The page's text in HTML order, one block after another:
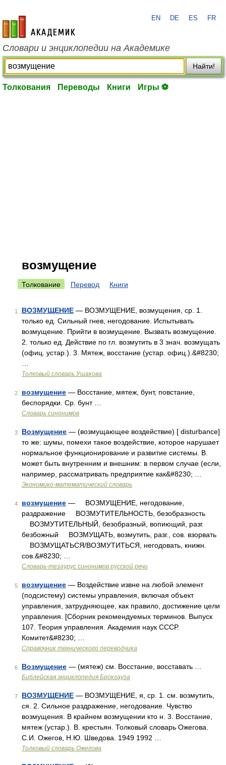
academic.ru
EN DE ES FR
Словари и энциклопедии на Академике
Найти!
Толкования Переводы Книги Игры ⚽
возмущение
Толкование Перевод Книги
1 ВОЗМУЩЕНИЕ — ВОЗМУЩЕНИЕ, возмущения, ср. 1.
только ед. Сильный гнев, негодование. Испытывать
возмущение. Прийти в возмущение. Вызвать возмущение.
2. только ед. Действие по гл. возмутить в 3 знач. возмущать
(офиц. устар.). 3. Мятеж, восстание (устар. офиц.).&#8230;
Толковый словарь Ушакова
2 возмущение — Восстание, мятеж, бунт, повстание,
беспорядки. Ср. бунт …
Словарь синонимов
3 Возмущение — (возмущающее воздействие) [ disturbance]
то же: шумы, помехи такое воздействие, которое нарушает
нормальное функционирование и развитие системы. В.
может быть внутренним и внешним: в первом случае (если,
например, рассматривать предприятие как&#8230; …
Экономико-математический словарь
4 возмущение — ВОЗМУЩЕНИЕ, негодование,
раздражение ВОЗМУТИТЕЛЬНОСТЬ, безобразность
ВОЗМУТИТЕЛЬНЫЙ, безобразный, вопиющий, разг.
безбожный ВОЗМУЩАТЬ, возмутить, разг., сов. взорвать
ВОЗМУЩАТЬСЯ/ВОЗМУТИТЬСЯ, негодовать, книжн.
сов.&#8230; …
Словарь-тезаурус синонимов русской речи
5 возмущение — Воздействие извне на любой элемент
(подсистему) системы управления, включая объект
управления, затрудняющее, как правило, достижение цели
управления. [Сборник рекомендуемых терминов. Выпуск
107. Теория управления. Академия наук СССР.
Комитет&#8230; …
Справочник технического переводчика
6 Возмущение — (мятеж) см. Восстание, восставать …
Библейская энциклопедия Брокгауза
7 ВОЗМУЩЕНИЕ — ВОЗМУЩЕНИЕ, я, ср. 1. см. возмутить,
ся. 2. Сильное раздражение, негодование. Чувство
возмущения. В крайнем возмущении кто н. 3. Восстание,
мятеж (устар.). В. крестьян. Толковый словарь Ожегова.
С.И. Ожегов, Н.Ю. Шведова. 1949 1992 …
Толковый словарь Ожегова